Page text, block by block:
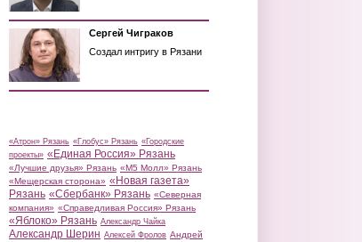
Сергей Чиграков
Создал интригу в Рязани
«Атрон» Рязань «Глобус» Рязань «Городские
проекты» «Единая Россия» Рязань
«Лучшие друзья» Рязань «М5 Молл» Рязань
«Мещерская сторона» «Новая газета»
Рязань «Сбербанк» Рязань «Северная
компания» «Справедливая Россия» Рязань
«Яблоко» Рязань Александр Чайка
Александр Шерин Алексей Фролов Андрей